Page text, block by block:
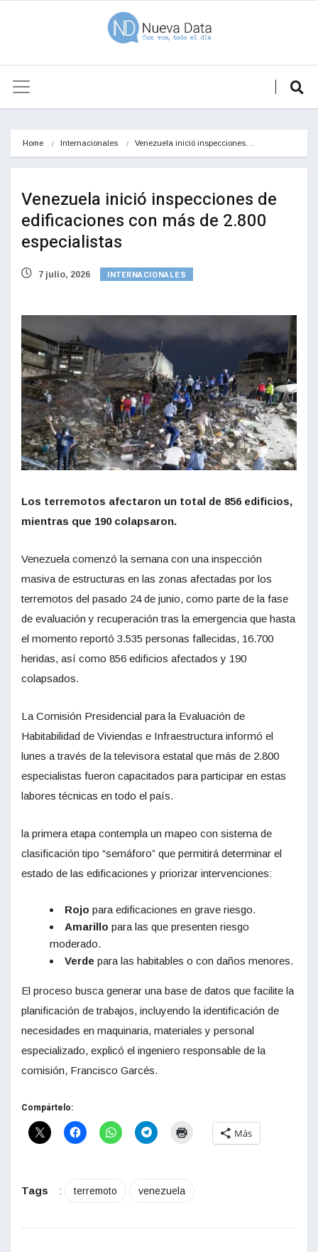
Home Internacionales Venezuela inició inspecciones…
Venezuela inició inspecciones de
edificaciones con más de 2.800
especialistas
7 julio, 2026 INTERNACIONALES
Los terremotos afectaron un total de 856 edificios,
mientras que 190 colapsaron.
Venezuela comenzó la semana con una inspección
masiva de estructuras en las zonas afectadas por los
terremotos del pasado 24 de junio, como parte de la fase
de evaluación y recuperación tras la emergencia que hasta
el momento reportó 3.535 personas fallecidas, 16.700
heridas, así como 856 edificios afectados y 190
colapsados.
La Comisión Presidencial para la Evaluación de
Habitabilidad de Viviendas e Infraestructura informó el
lunes a través de la televisora estatal que más de 2.800
especialistas fueron capacitados para participar en estas
labores técnicas en todo el país.
la primera etapa contempla un mapeo con sistema de
clasificación tipo “semáforo” que permitirá determinar el
estado de las edificaciones y priorizar intervenciones:
Rojo para edificaciones en grave riesgo.
Amarillo para las que presenten riesgo
moderado.
Verde para las habitables o con daños menores.
El proceso busca generar una base de datos que facilite la
planificación de trabajos, incluyendo la identificación de
necesidades en maquinaria, materiales y personal
especializado, explicó el ingeniero responsable de la
comisión, Francisco Garcés.
Compártelo:
Más
Tags : terremoto venezuela